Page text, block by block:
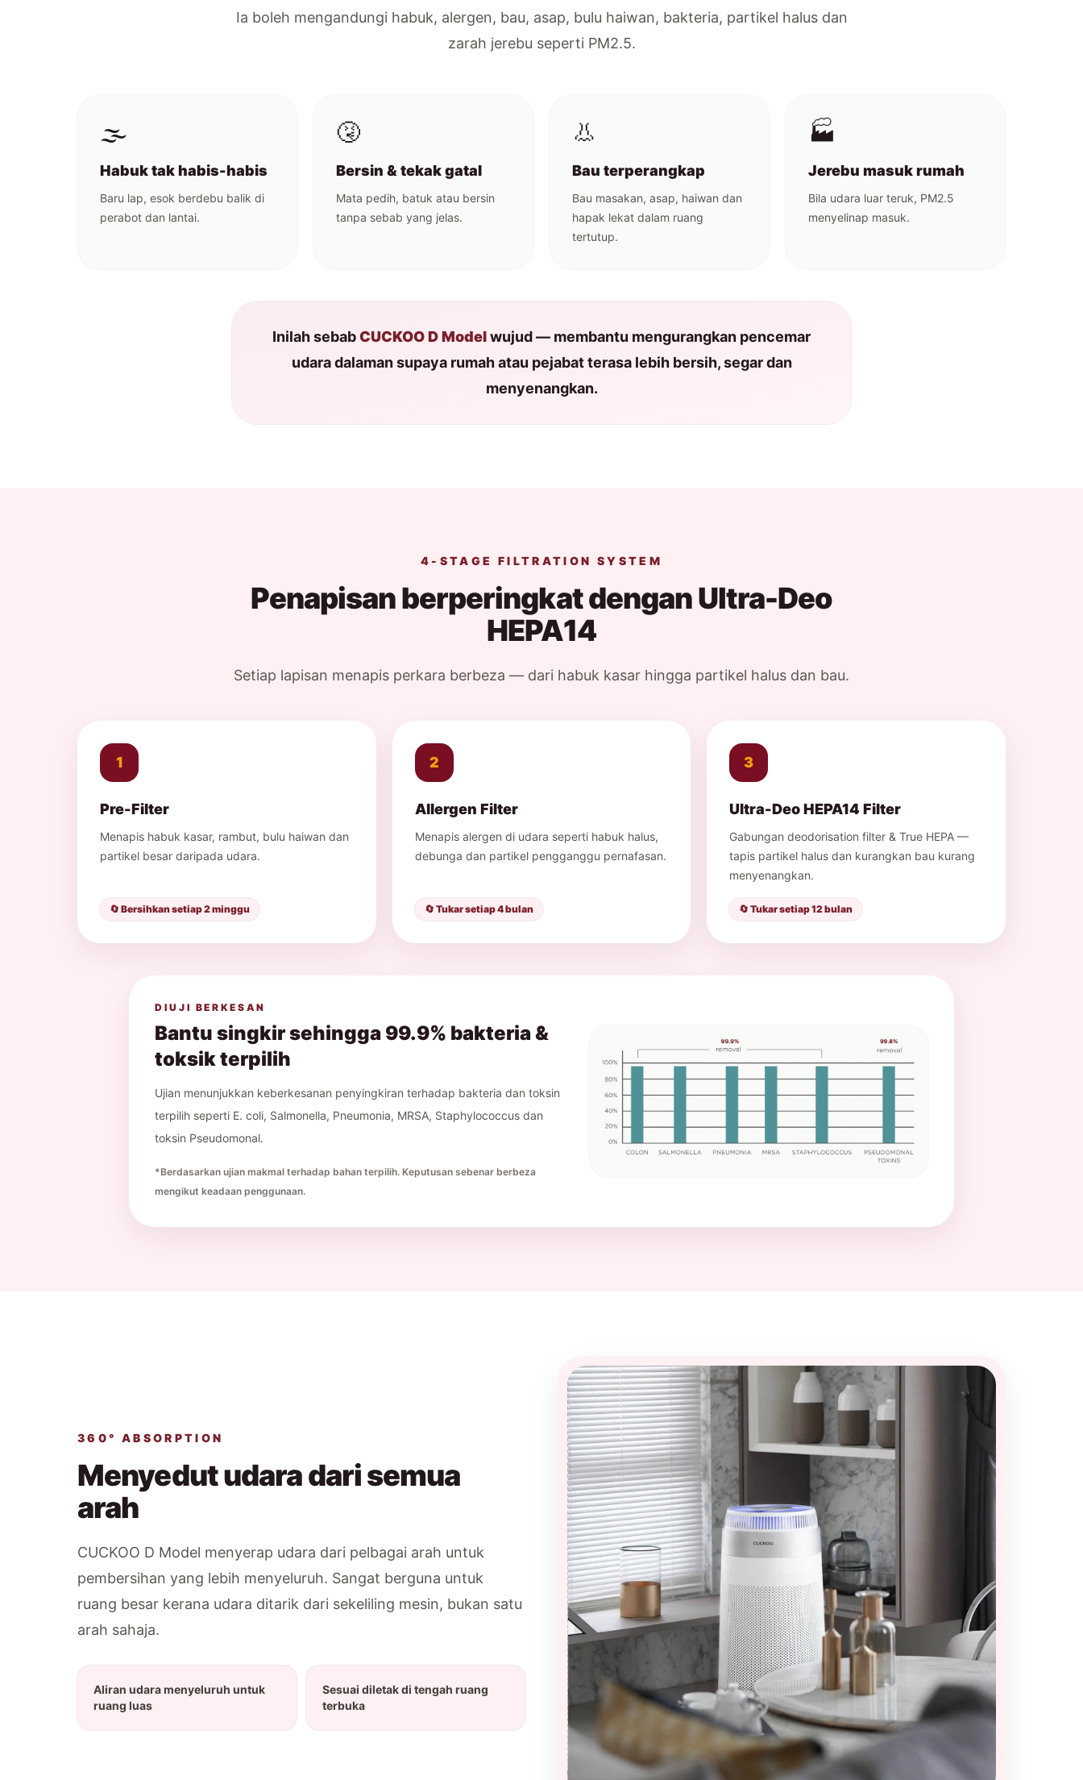
Ia boleh mengandungi habuk, alergen, bau, asap, bulu haiwan, bakteria, partikel halus dan
zarah jerebu seperti PM2.5.
🌫️
Habuk tak habis-habis
Baru lap, esok berdebu balik di
perabot dan lantai.
🤧
Bersin & tekak gatal
Mata pedih, batuk atau bersin
tanpa sebab yang jelas.
👃
Bau terperangkap
Bau masakan, asap, haiwan dan
hapak lekat dalam ruang
tertutup.
🏭
Jerebu masuk rumah
Bila udara luar teruk, PM2.5
menyelinap masuk.
Inilah sebabCUCKOO D Modelwujud — membantu mengurangkan pencemar
udara dalaman supaya rumah atau pejabat terasa lebih bersih, segar dan
menyenangkan.
4-STAGE FILTRATION SYSTEM
Penapisan berperingkat dengan Ultra-Deo
HEPA14
Setiap lapisan menapis perkara berbeza — dari habuk kasar hingga partikel halus dan bau.
1
Pre-Filter
Menapis habuk kasar, rambut, bulu haiwan dan
partikel besar daripada udara.
🔄 Bersihkan setiap 2 minggu
2
Allergen Filter
Menapis alergen di udara seperti habuk halus,
debunga dan partikel pengganggu pernafasan.
🔄 Tukar setiap 4 bulan
3
Ultra-Deo HEPA14 Filter
Gabungan deodorisation filter & True HEPA —
tapis partikel halus dan kurangkan bau kurang
menyenangkan.
🔄 Tukar setiap 12 bulan
DIUJI BERKESAN
Bantu singkir sehingga 99.9% bakteria &
toksik terpilih
Ujian menunjukkan keberkesanan penyingkiran terhadap bakteria dan toksin
terpilih seperti E. coli, Salmonella, Pneumonia, MRSA, Staphylococcus dan
toksin Pseudomonal.
*Berdasarkan ujian makmal terhadap bahan terpilih. Keputusan sebenar berbeza
mengikut keadaan penggunaan.
360° ABSORPTION
Menyedut udara dari semua
arah
CUCKOO D Model menyerap udara dari pelbagai arah untuk
pembersihan yang lebih menyeluruh. Sangat berguna untuk
ruang besar kerana udara ditarik dari sekeliling mesin, bukan satu
arah sahaja.
Aliran udara menyeluruh untuk
ruang luas
Sesuai diletak di tengah ruang
terbuka